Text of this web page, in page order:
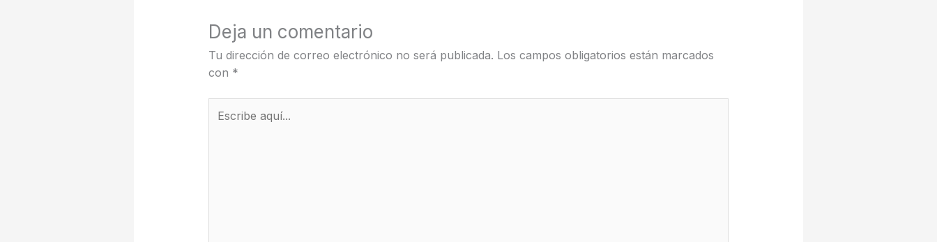
Deja un comentario
Tu dirección de correo electrónico no será publicada. Los campos obligatorios están marcados
con *
aquí...